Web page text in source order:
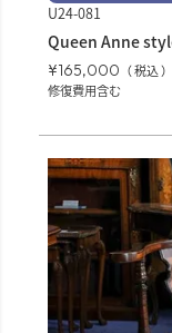
U24-081
Queen Anne
¥165,000
税込
修復費用含む